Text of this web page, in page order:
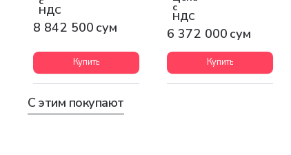
НДС
8 842 500 сум
Купить
с
НДС
6 372 000 сум
Купить
С этим покупают